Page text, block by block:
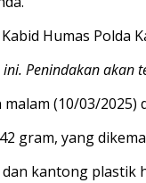
Humas Polda
Penindakan akan
(10/03/
gram, yang
kantong